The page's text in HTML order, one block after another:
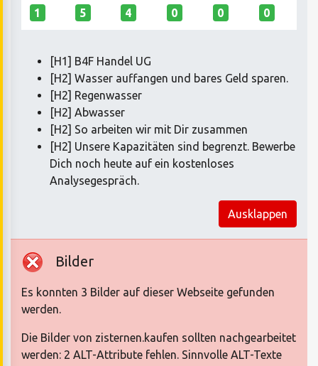
1 5 4 0 0 0
[H1] B4F Handel UG
[H2] Wasser auffangen und bares Geld sparen.
[H2] Regenwasser
[H2] Abwasser
[H2] So arbeiten wir mit Dir zusammen
[H2] Unsere Kapazitäten sind begrenzt. Bewerbe
Dich noch heute auf ein kostenloses
Analysegespräch.
Ausklappen
Bilder
Es konnten 3 Bilder auf dieser Webseite gefunden
werden.
Die Bilder von zisternen.kaufen sollten nachgearbeitet
werden: 2 ALT-Attribute fehlen. Sinnvolle ALT-Texte